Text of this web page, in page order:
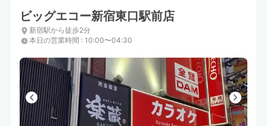
ビッグエコー新宿東口駅前店
新宿駅から徒歩2分
本日の営業時間 : 10:00〜04:30